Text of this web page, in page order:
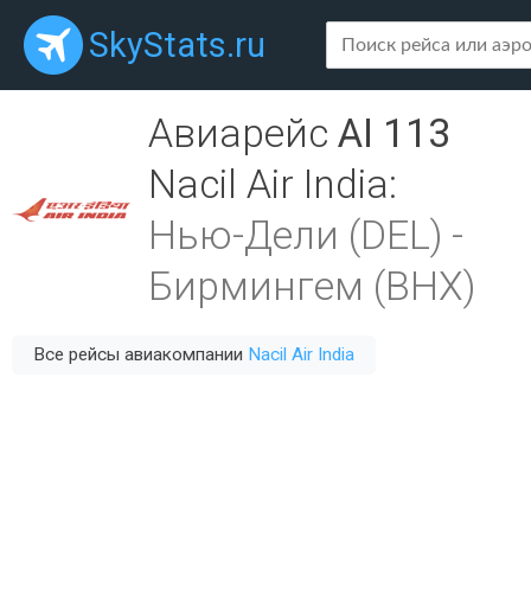
SkyStats.ru
Авиарейс AI 113
Nacil Air India:
Нью-Дели (DEL) -
Бирмингем (BHX)
Все рейсы авиакомпании Nacil Air India